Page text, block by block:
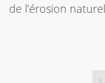
de l’érosion
‹